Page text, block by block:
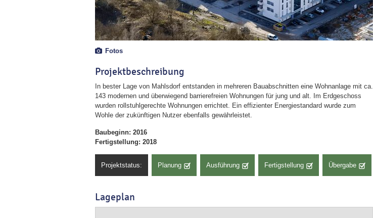
Fotos
Projektbeschreibung
In bester Lage von Mahlsdorf entstanden in mehreren Bauabschnitten eine Wohnanlage mit ca.
143 modernen und überwiegend barrierefreien Wohnungen für jung und alt. Im Erdgeschoss
wurden rollstuhlgerechte Wohnungen errichtet. Ein effizienter Energiestandard wurde zum
Wohle der zukünftigen Nutzer ebenfalls gewährleistet.
Baubeginn: 2016
Fertigstellung: 2018
Projektstatus: Planung Ausführung Fertigstellung Übergabe
Lageplan